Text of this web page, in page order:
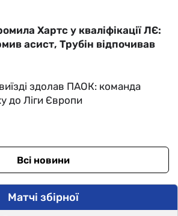
Хартс у кваліфікації ЛЄ:
асист, Трубін відпочивав
здолав ПАОК: команда
до Ліги Європи
Всі новини
Матчі збірної